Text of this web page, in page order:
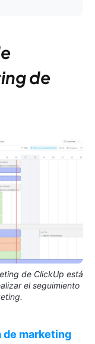
de
de ClickUp está
el seguimiento
de marketing